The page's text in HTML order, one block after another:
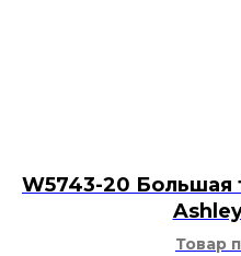
W5743-20 Большая
Товар